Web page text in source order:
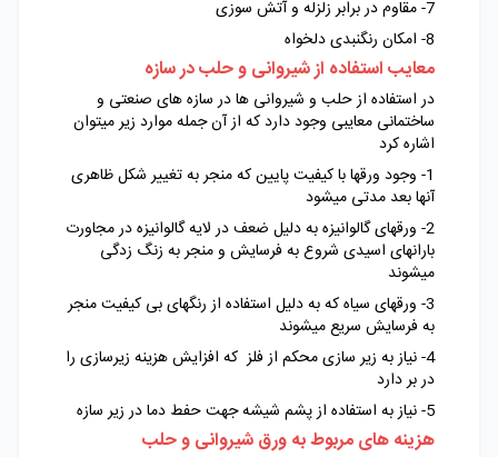
7- مقاوم در برابر زلزله و آتش سوزی
8- امکان رنگنبدی دلخواه
معایب استفاده از شیروانی و حلب در سازه
در استفاده از حلب و شیروانی ها در سازه های صنعتی و
ساختمانی معایبی وجود دارد که از آن جمله موارد زیر میتوان
اشاره کرد
1- وجود ورقها با کیفیت پایین که منجر به تغییر شکل ظاهری
آنها بعد مدتی میشود
2- ورقهای گالوانیزه به دلیل ضعف در لایه گالوانیزه در مجاورت
بارانهای اسیدی شروع به فرسایش و منجر به زنگ زدگی
میشوند
3- ورقهای سیاه که به دلیل استفاده از رنگهای بی کیفیت منجر
به فرسایش سریع میشوند
4- نیاز به زیر سازی محکم از فلز که افزایش هزینه زیرسازی را
در بر دارد
5- نیاز به استفاده از پشم شیشه جهت حفط دما در زیر سازه
هزینه های مربوط به ورق شیروانی و حلب